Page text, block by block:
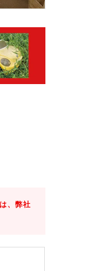
、弊社